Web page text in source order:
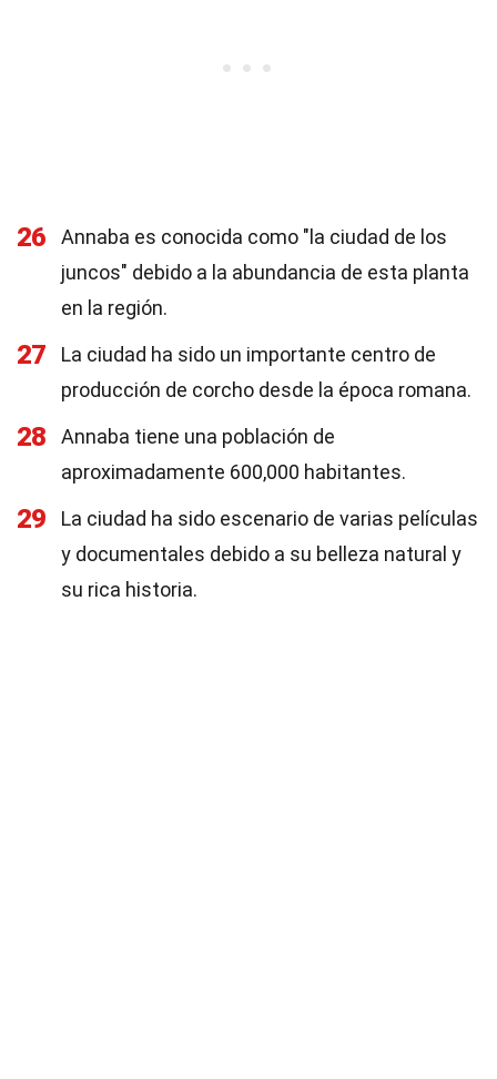
26
Annaba es conocida como "la ciudad de los
juncos" debido a la abundancia de esta planta
en la región.
27
La ciudad ha sido un importante centro de
producción de corcho desde la época romana.
28
Annaba tiene una población de
aproximadamente 600,000 habitantes.
29
La ciudad ha sido escenario de varias películas
y documentales debido a su belleza natural y
su rica historia.